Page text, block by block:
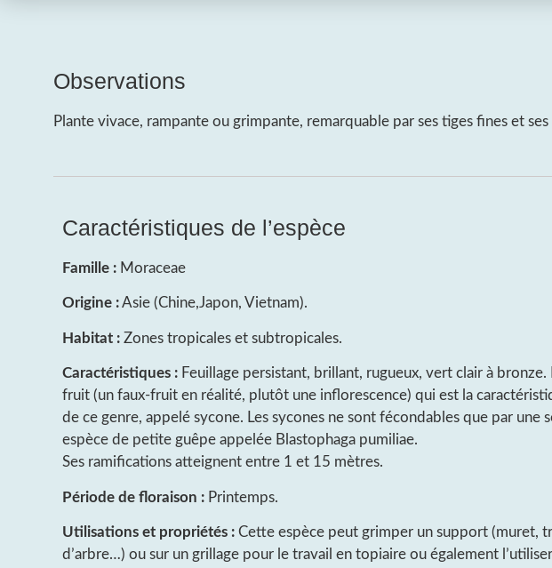
Observations
Plante vivace, rampante ou grimpante, remarquable par ses tiges fines et
Caractéristiques de l’espèce
Famille : Moraceae
Origine :Asie (Chine,Japon, Vietnam).
Habitat : Zones tropicales et subtropicales.
Caractéristiques : Feuillage persistant, brillant, rugueux, vert clair à bronze.
fruit (un faux-fruit en réalité, plutôt une inflorescence) qui est la
de ce genre, appelé sycone. Les sycones ne sont fécondables que par une
espèce de petite guêpe appelée Blastophaga pumiliae.
Ses ramifications atteignent entre 1 et 15 mètres.
Période de floraison : Printemps.
Utilisations et propriétés : Cette espèce peut grimper un support (muret,
d’arbre…) ou sur un grillage pour le travail en topiaire ou également